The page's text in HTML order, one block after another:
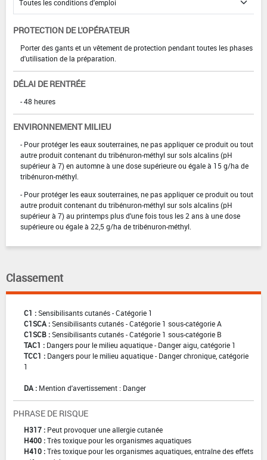
PROTECTION DE L'OPÉRATEUR
Porter des gants et un vêtement de protection pendant toutes les phases
d'utilisation de la préparation.
DÉLAI DE RENTRÉE
- 48 heures
ENVIRONNEMENT MILIEU
- Pour protéger les eaux souterraines, ne pas appliquer ce produit ou tout
autre produit contenant du tribénuron-méthyl sur sols alcalins (pH
supérieur à 7) en automne à une dose supérieure ou égale à 15 g/ha de
tribénuron-méthyl.
- Pour protéger les eaux souterraines, ne pas appliquer ce produit ou tout
autre produit contenant du tribénuron-méthyl sur sols alcalins (pH
supérieur à 7) au printemps plus d'une fois tous les 2 ans à une dose
supérieure ou égale à 22,5 g/ha de tribénuron-méthyl.
Classement
C1 :Sensibilisants cutanés - Catégorie 1
C1SCA :Sensibilisants cutanés - Catégorie 1 sous-catégorie A
C1SCB :Sensibilisants cutanés - Catégorie 1 sous-catégorie B
TAC1 : Dangers pour le milieu aquatique - Danger aigu, catégorie 1
TCC1 : Dangers pour le milieu aquatique - Danger chronique, catégorie
1
DA : Mention d'avertissement : Danger
PHRASE DE RISQUE
H317 : Peut provoquer une allergie cutanée
H400 :Très toxique pour les organismes aquatiques
H410 :Très toxique pour les organismes aquatiques, entraîne des effets